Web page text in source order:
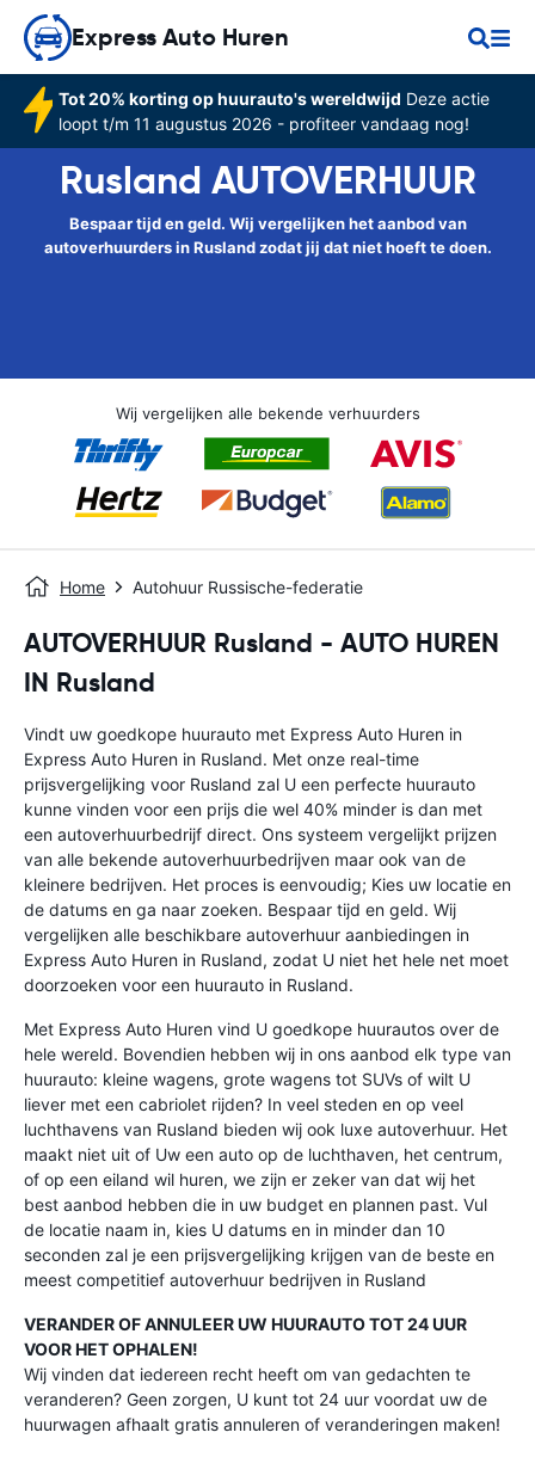
Express Auto Huren
Tot 20% korting op huurauto's wereldwijd Deze actie
loopt t/m 11 augustus 2026 - profiteer vandaag nog!
Rusland AUTOVERHUUR
Bespaar tijd en geld. Wij vergelijken het aanbod van
autoverhuurders in Rusland zodat jij dat niet hoeft te doen.
Wij vergelijken alle bekende verhuurders
Home Autohuur Russische-federatie
AUTOVERHUUR Rusland - AUTO HUREN
IN Rusland
Vindt uw goedkope huurauto met Express Auto Huren in
Express Auto Huren in Rusland. Met onze real-time
prijsvergelijking voor Rusland zal U een perfecte huurauto
kunne vinden voor een prijs die wel 40% minder is dan met
een autoverhuurbedrijf direct. Ons systeem vergelijkt prijzen
van alle bekende autoverhuurbedrijven maar ook van de
kleinere bedrijven. Het proces is eenvoudig; Kies uw locatie en
de datums en ga naar zoeken. Bespaar tijd en geld. Wij
vergelijken alle beschikbare autoverhuur aanbiedingen in
Express Auto Huren in Rusland, zodat U niet het hele net moet
doorzoeken voor een huurauto in Rusland.
Met Express Auto Huren vind U goedkope huurautos over de
hele wereld. Bovendien hebben wij in ons aanbod elk type van
huurauto: kleine wagens, grote wagens tot SUVs of wilt U
liever met een cabriolet rijden? In veel steden en op veel
luchthavens van Rusland bieden wij ook luxe autoverhuur. Het
maakt niet uit of Uw een auto op de luchthaven, het centrum,
of op een eiland wil huren, we zijn er zeker van dat wij het
best aanbod hebben die in uw budget en plannen past. Vul
de locatie naam in, kies U datums en in minder dan 10
seconden zal je een prijsvergelijking krijgen van de beste en
meest competitief autoverhuur bedrijven in Rusland
VERANDER OF ANNULEER UW HUURAUTO TOT 24 UUR
VOOR HET OPHALEN!
Wij vinden dat iedereen recht heeft om van gedachten te
veranderen? Geen zorgen, U kunt tot 24 uur voordat uw de
huurwagen afhaalt gratis annuleren of veranderingen maken!